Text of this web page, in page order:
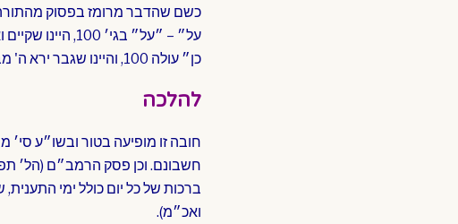
כשם שהדבר מרומז בפסוק
על״ – ״על״
כן״ עולה 100, והיינו שגבר ירא ה' מברך מאה ברכות.
להלכה
חובה זו מופיעה בטור ובשו״ע
ברכות של כל יום כולל ימי
ואכ״מ).